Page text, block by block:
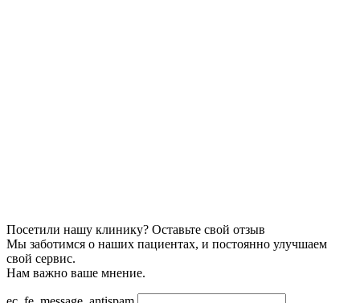
Посетили нашу клинику? Оставьте свой отзыв
Мы заботимся о наших пациентах, и постоянно улучшаем
свой сервис.
Нам важно ваше мнение.